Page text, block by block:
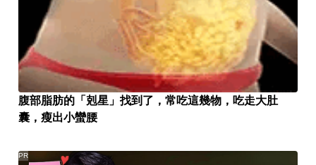
腹部脂肪的「剋星」找到了，常吃這幾物，吃走大肚
囊，瘦出小蠻腰
PR